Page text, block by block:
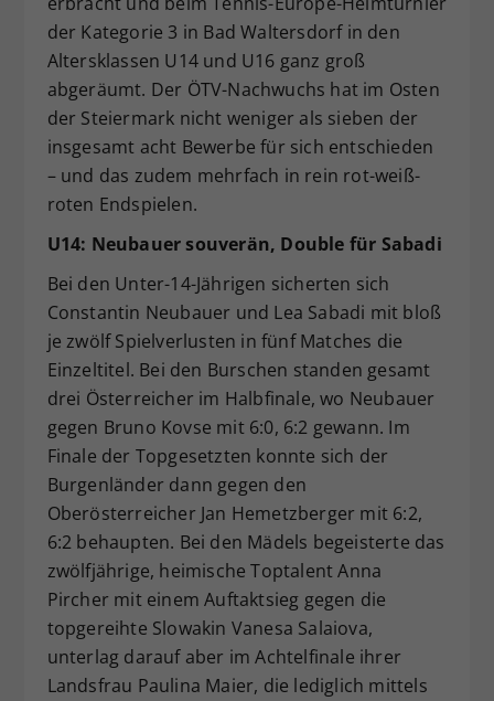
der Kategorie 3 in Bad Waltersdorf in den
Altersklassen U14 und U16 ganz groß
abgeräumt. Der ÖTV-Nachwuchs hat im Osten
der Steiermark nicht weniger als sieben der
insgesamt acht Bewerbe für sich entschieden
– und das zudem mehrfach in rein rot-weiß-
roten Endspielen.
U14: Neubauer souverän, Double für Sabadi
Bei den Unter-14-Jährigen sicherten sich
Constantin Neubauer und Lea Sabadi mit bloß
je zwölf Spielverlusten in fünf Matches die
Einzeltitel. Bei den Burschen standen gesamt
drei Österreicher im Halbfinale, wo Neubauer
gegen Bruno Kovse mit 6:0, 6:2 gewann. Im
Finale der Topgesetzten konnte sich der
Burgenländer dann gegen den
Oberösterreicher Jan Hemetzberger mit 6:2,
6:2 behaupten. Bei den Mädels begeisterte das
zwölfjährige, heimische Toptalent Anna
Pircher mit einem Auftaktsieg gegen die
topgereihte Slowakin Vanesa Salaiova,
unterlag darauf aber im Achtelfinale ihrer
Landsfrau Paulina Maier, die lediglich mittels
Zweck
Dieser Wert speichert Ihre Consent-
Einstellungen. Unter anderem eine
zufällig generierte ID, für die
historische Speicherung Ihrer
vorgenommen Einstellungen, falls der
Webseiten-Betreiber dies eingestellt
hat.